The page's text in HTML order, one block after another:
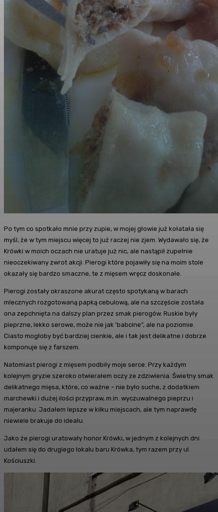
Po tym co spotkało mnie przy zupie, w mojej głowie już kołatała się
myśl, że w tym miejscu więcej to już raczej nie zjem. Wydawało się, że
Krówki w moich oczach nie uratuje już nic, ale nastąpił zupełnie
nieoczekiwany zwrot akcji. Pierogi które pojawiły się na moim stole
okazały się bardzo smaczne, te z mięsem wręcz doskonałe.
Pierogi zostały okraszone akurat często spotykaną w barach
mlecznych rozgotowaną papką cebulową, ale na szczęście została
ona zepchnięta na dalszy plan przez smak pierogów. Ruskie były
pieprzne, lekko serowe, może nie jak 'babcine”, ale na poziomie.
Ciasto mogłoby być bardziej cienkie, ale i tak jest delikatne i dobrze
komponuje się z farszem.
Natomiast pierogi z mięsem podbiły moje serce. Przy każdym
kolejnym gryzie szeroko otwierałem oczy ze zdziwienia. Świetny smak
delikatnego mięsa, które, co ważne – nie było suche, z dodatkiem
marchewki i dużej ilości przypraw, m.in. wyczuwalnego pieprzu i
majeranku. Jadałem lepsze w kilku miejscach, ale tym naprawdę
niewiele brakuje do ideału.
Jako że pierogi uratowały honor Krówki, w jednym z kolejnych dni
udałem się do drugiego lokalu baru Krówka, tym razem przy ul.
Kościuszki.